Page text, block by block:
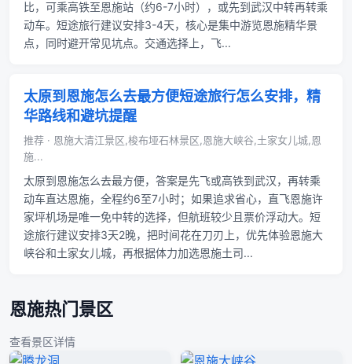
比，可乘高铁至恩施站（约6-7小时），或先到武汉中转再转乘
动车。短途旅行建议安排3-4天，核心是集中游览恩施精华景
点，同时避开常见坑点。交通选择上，飞...
太原到恩施怎么去最方便短途旅行怎么安排，精
华路线和避坑提醒
推荐 · 恩施大清江景区,梭布垭石林景区,恩施大峡谷,土家女儿城,恩
施...
太原到恩施怎么去最方便，答案是先飞或高铁到武汉，再转乘
动车直达恩施，全程约6至7小时；如果追求省心，直飞恩施许
家坪机场是唯一免中转的选择，但航班较少且票价浮动大。短
途旅行建议安排3天2晚，把时间花在刀刃上，优先体验恩施大
峡谷和土家女儿城，再根据体力加选恩施土司...
恩施热门景区
查看景区详情